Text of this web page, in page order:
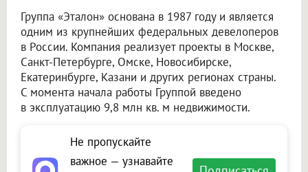
Группа «Эталон» основана в 1987 году и является
одним из крупнейших федеральных девелоперов
в России. Компания реализует проекты в Москве,
Санкт-Петербурге, Омске, Новосибирске,
Екатеринбурге, Казани и других регионах страны.
С момента начала работы Группой введено
в эксплуатацию 9,8 млн кв. м недвижимости.
Не пропускайте
важное — узнавайте